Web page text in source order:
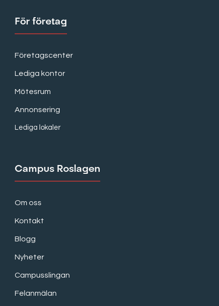
För företag
Företagscenter
Lediga kontor
Mötesrum
Annonsering
Lediga lokaler
Campus Roslagen
Om oss
Kontakt
Blogg
Nyheter
Campusslingan
Felanmälan